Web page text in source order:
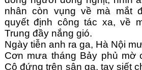
nhân còn vụng về mà mắt
quyết định công tác xa, về
Trung đầy nắng gió.
Ngày tiễn anh ra ga, Hà Nội
Cơn mưa tháng Bảy phủ mờ
Cô đứng trên sân ga, tay siết